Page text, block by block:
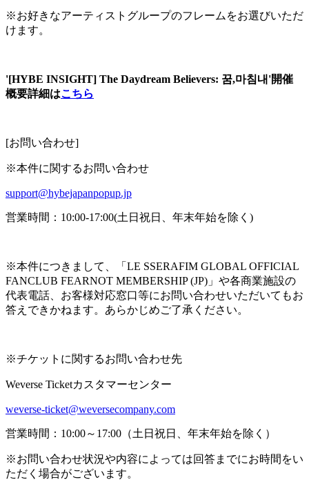
※お好きなアーティストグループのフレームをお選びいただ
けます。
'[HYBE INSIGHT] The Daydream Believers: 꿈,마침내'開催
概要詳細はこちら
[お問い合わせ]
※本件に関するお問い合わせ
support@hybejapanpopup.jp
営業時間：10:00-17:00(土日祝日、年末年始を除く)
※本件につきまして、「LE SSERAFIM GLOBAL OFFICIAL
FANCLUB FEARNOT MEMBERSHIP (JP)」や各商業施設の
代表電話、お客様対応窓口等にお問い合わせいただいてもお
答えできかねます。あらかじめご了承ください。
※チケットに関するお問い合わせ先
Weverse Ticketカスタマーセンター
weverse-ticket@weversecompany.com
営業時間：10:00～17:00（土日祝日、年末年始を除く）
※お問い合わせ状況や内容によっては回答までにお時間をい
ただく場合がございます。